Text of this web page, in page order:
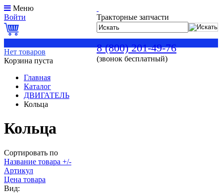
Тракторные запчасти
8 (800) 201-49-76
(звонок бесплатный)
Меню
Войти
Нет товаров
Корзина пуста
Главная
Каталог
ДВИГАТЕЛЬ
Кольца
Кольца
Сортировать по
Название товара +/-
Артикул
Цена товара
Вид: